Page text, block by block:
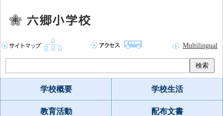
Multilingual
検索
学校概要 学校生活
教育活動 配布文書